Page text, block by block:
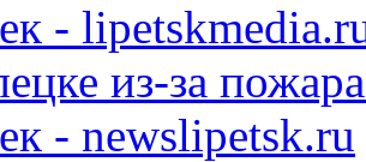
-
из-за
- newslipetsk.ru